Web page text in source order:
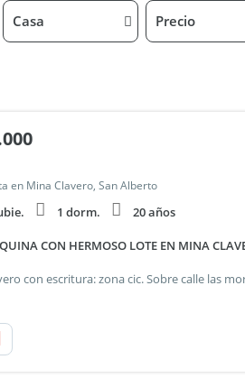
Casa Precio
en Mina Clavero, San Alberto
1 dorm. 20 años
CON HERMOSO LOTE EN MINA